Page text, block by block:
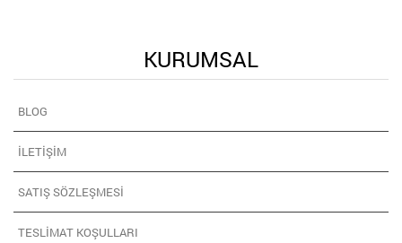
KURUMSAL
BLOG
İLETIŞIM
SATIŞ SÖZLEŞMESI
TESLIMAT KOŞULLARI